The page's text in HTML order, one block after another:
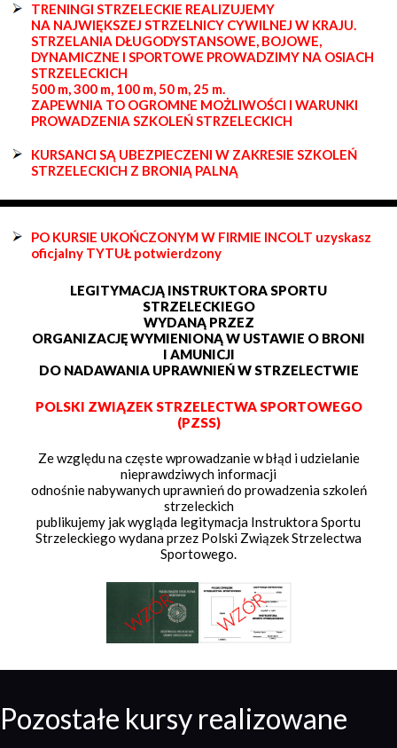
TRENINGI STRZELECKIE REALIZUJEMY
NA NAJWIĘKSZEJ STRZELNICY CYWILNEJ W KRAJU.
STRZELANIA DŁUGODYSTANSOWE, BOJOWE,
DYNAMICZNE I SPORTOWE PROWADZIMY NA OSIACH
STRZELECKICH
500 m, 300 m, 100 m, 50 m, 25 m.
ZAPEWNIA TO OGROMNE MOŻLIWOŚCI I WARUNKI
PROWADZENIA SZKOLEŃ STRZELECKICH
KURSANCI SĄ UBEZPIECZENI W ZAKRESIE SZKOLEŃ
STRZELECKICH Z BRONIĄ PALNĄ
PO KURSIE UKOŃCZONYM W FIRMIE INCOLT uzyskasz
oficjalny TYTUŁ potwierdzony
LEGITYMACJĄ INSTRUKTORA SPORTU
STRZELECKIEGO
WYDANĄ PRZEZ
ORGANIZACJĘ WYMIENIONĄ W USTAWIE O BRONI
I AMUNICJI
DO NADAWANIA UPRAWNIEŃ W STRZELECTWIE
POLSKI ZWIĄZEK STRZELECTWA SPORTOWEGO
(PZSS)
Ze względu na częste wprowadzanie w błąd i udzielanie
nieprawdziwych informacji
odnośnie nabywanych uprawnień do prowadzenia szkoleń
strzeleckich
publikujemy jak wygląda legitymacja Instruktora Sportu
Strzeleckiego wydana przez Polski Związek Strzelectwa
Sportowego.
Pozostałe kursy realizowane